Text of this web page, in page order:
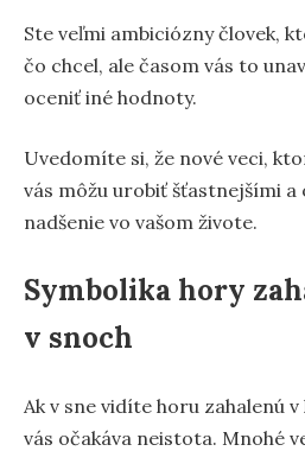
Ste veľmi ambiciózny človek,
čo chcel, ale časom vás to
oceniť iné hodnoty.
Uvedomíte si, že nové veci,
vás môžu urobiť šťastnejšími
nadšenie vo vašom živote.
Symbolika hory
v snoch
Ak v sne vidíte horu zahalenú
vás očakáva neistota. Mnohé